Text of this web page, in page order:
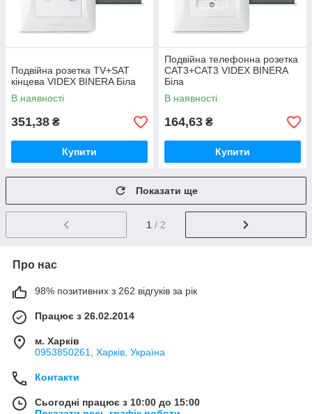
Подвійна розетка TV+SAT
кінцева VIDEX BINERA Біла
В наявності
351,38 ₴
Купити
Подвійна телефонна розетка
CAT3+CAT3 VIDEX BINERA
Біла
В наявності
164,63 ₴
Купити
Показати ще
1 / 2
Про нас
98% позитивних з 262 відгуків за рік
Працює з 26.02.2014
м. Харків
0953850261, Харків, Україна
Контакти
Сьогодні працює з 10:00 до 15:00